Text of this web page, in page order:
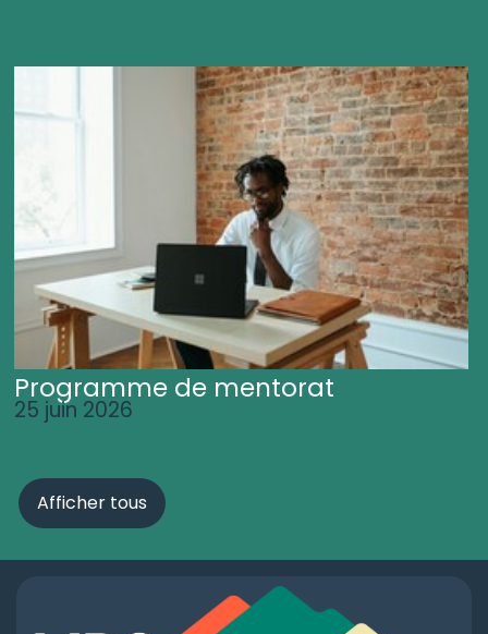
Programme de mentorat
25 juin 2026
Afficher tous